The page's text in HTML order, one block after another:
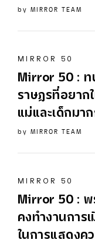
by MIRROR TEAM
MIRROR 50
Mirror50: ท
ราษฏรที่อยาก
แม่และเด็กมา
by MIRROR TEAM
MIRROR 50
Mirror50: พ
คงทำงานการ
ในการแสดงค